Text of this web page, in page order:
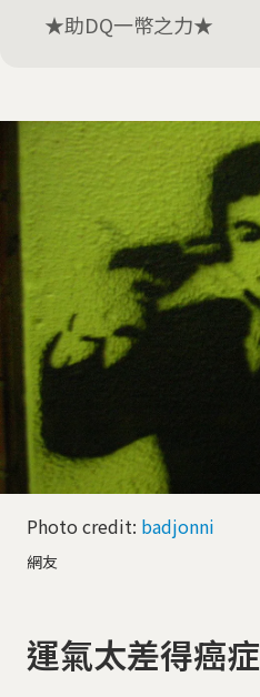
★助DQ一幣之力★
Photo credit: badjonni
網友
運氣太差得癌症